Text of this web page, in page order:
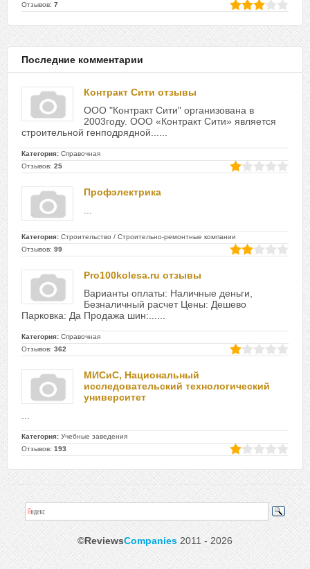
Отзывов: 7
Последние комментарии
Контракт Сити отзывы
ООО "Контракт Сити" организована в
2003году. ООО «Контракт Сити» является
строительной генподрядной......
Категория: Справочная
Отзывов: 25
Профэлектрика
Категория: Строительство / Строительно-ремонтные компании
Отзывов: 99
Pro100kolesa.ru отзывы
Варианты оплаты: Наличные деньги,
Безналичный расчет Цены: Дешево
Парковка: Да Продажа шин:......
Категория: Справочная
Отзывов: 362
МИСиС, Национальный
исследовательский технологический
университет
Категория: Учебные заведения
Отзывов: 193
©ReviewsCompanies2011 - 2026